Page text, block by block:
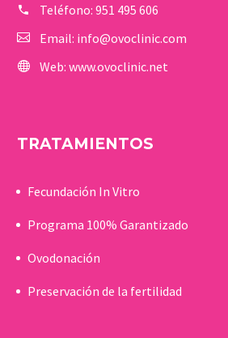
Teléfono: 951 495 606
Email: info@ovoclinic.com
Web: www.ovoclinic.net
TRATAMIENTOS
Fecundación In Vitro
Programa 100% Garantizado
Ovodonación
Preservación de la fertilidad